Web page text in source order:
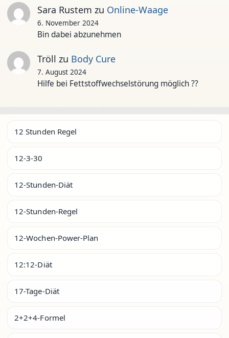
Sara Rustem zu Online-Waage
6. November 2024
Bin dabei abzunehmen
Tröll zu Body Cure
7. August 2024
Hilfe bei Fettstoffwechselstörung möglich ??
12 Stunden Regel
12-3-30
12-Stunden-Diät
12-Stunden-Regel
12-Wochen-Power-Plan
12:12-Diät
17-Tage-Diät
2+2+4-Formel